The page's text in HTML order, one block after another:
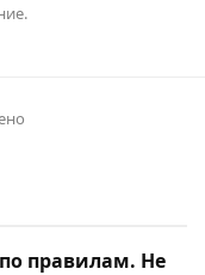
правилам. Не